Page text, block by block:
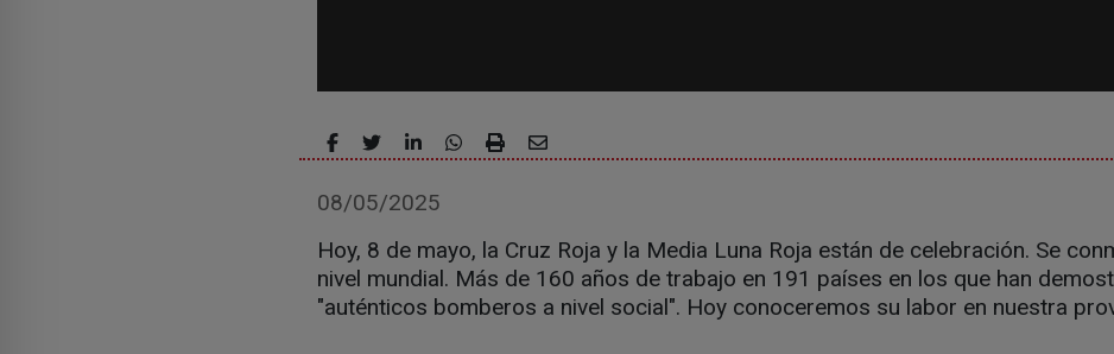
08/05/2025
Hoy, 8 de mayo, la Cruz Roja y la Media Luna Roja están de celebración. Se
nivel mundial. Más de 160 años de trabajo en 191 países en los que han
"auténticos bomberos a nivel social". Hoy conoceremos su labor en nuestra